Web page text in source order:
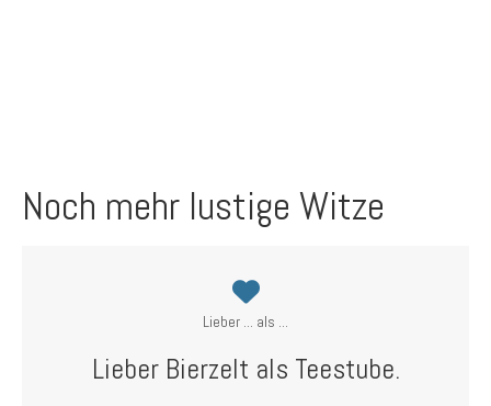
Noch mehr lustige Witze
Lieber ... als ...
Lieber Bierzelt als Teestube.